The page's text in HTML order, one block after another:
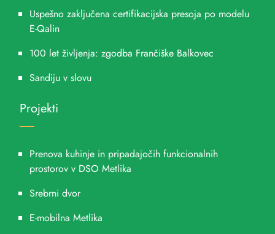
Uspešno zaključena certifikacijska presoja po modelu
E-Qalin
100 let življenja: zgodba Frančiške Balkovec
Sandiju v slovu
Projekti
Prenova kuhinje in pripadajočih funkcionalnih
prostorov v DSO Metlika
Srebrni dvor
E-mobilna Metlika